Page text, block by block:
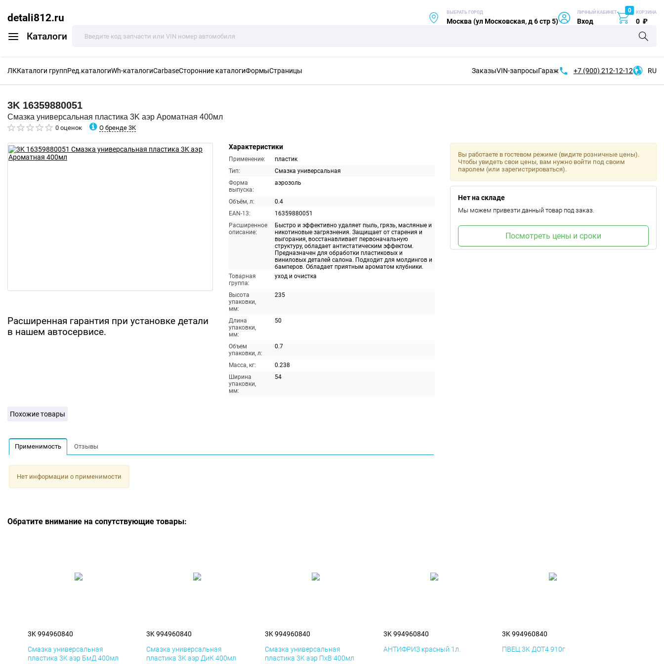
detali812.ru
Каталоги
ВЫБРАТЬ ГОРОД
Москва (ул Московская, д 6 стр 5)
ЛИЧНЫЙ КАБИНЕТ
Вход
0 КОРЗИНА
0 ₽
ЛККаталоги группРед.каталогиWh-каталогиCarbaseСторонние каталогиФормыСтраницы ЗаказыVIN-запросыГараж +7 (900) 212-12-12 RU
3K 16359880051
Смазка универсальная пластика 3K аэр Ароматная 400мл
0 оценок О бренде 3K
Расширенная гарантия при установке детали
в нашем автосервисе.
Характеристики
Применение:
пластик
Тип:
Смазка универсальная
Форма
выпуска:
аэрозоль
Объём, л:
0.4
EAN-13:
16359880051
Расширенное
описание:
Быстро и эффективно удаляет пыль, грязь, масляные и
никотиновые загрязнения. Защищает от старения и
выгорания, восстанавливает первоначальную
структуру, обладает антистатическим эффектом.
Предназначен для обработки пластиковых и
виниловых деталей салона. Подходит для молдингов и
бамперов. Обладает приятным ароматом клубники.
Товарная
группа:
уход и очистка
Высота
упаковки,
мм:
235
Длина
упаковки,
мм:
50
Объем
упаковки, л:
0.7
Масса, кг:
0.238
Ширина
упаковки,
мм:
54
Вы работаете в гостевом режиме (видите розничные цены).
Чтобы увидеть свои цены, вам нужно войти под своим
паролем (или зарегистрироваться).
Нет на складе
Мы можем привезти данный товар под заказ.
Посмотреть цены и сроки
Похожие товары
Применимость Отзывы
Нет информации о применимости
Обратите внимание на сопутствующие товары:
3K 994960840
Смазка универсальная
пластика 3K аэр БмД 400мл
3K 994960840
Смазка универсальная
пластика 3K аэр ДиК 400мл
3K 994960840
Смазка универсальная
пластика 3K аэр ПхВ 400мл
3K 994960840
АНТИФРИЗ красный 1л.
3K 994960840
ПВЕЦ 3K ДОТ4 910г